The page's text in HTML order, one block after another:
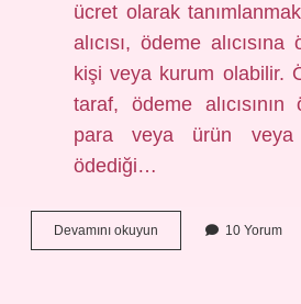
ücret olarak
alıcısı, ödeme
kişi veya kurum olabilir.
taraf, ödeme alıcısının
para veya ürün
ödediği…
Devamını okuyun
ne
10 Yorum